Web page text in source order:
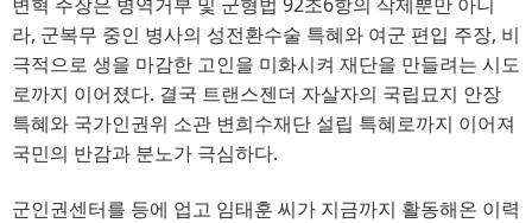
라, 군복무 중인 병사의 성전환수술 특혜와 여군 편입 주장, 비
극적으로 생을 마감한 고인을 미화시켜 재단을 만들려는 시도
로까지 이어졌다. 결국 트랜스젠더 자살자의 국립묘지 안장
특혜와 국가인권위 소관 변희수재단 설립 특혜로까지 이어져
국민의 반감과 분노가 극심하다.
군인권센터를 등에 업고 임태훈 씨가 지금까지 활동해온 이력